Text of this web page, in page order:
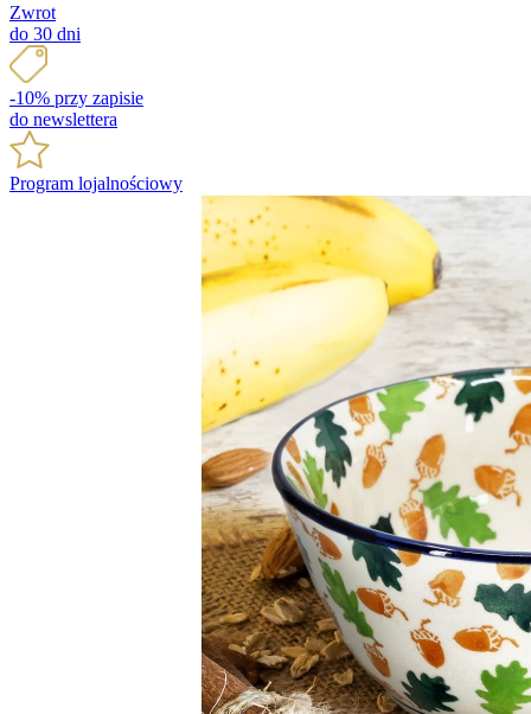
Zwrot
do 30 dni
-10% przy zapisie
do newslettera
Program lojalnościowy